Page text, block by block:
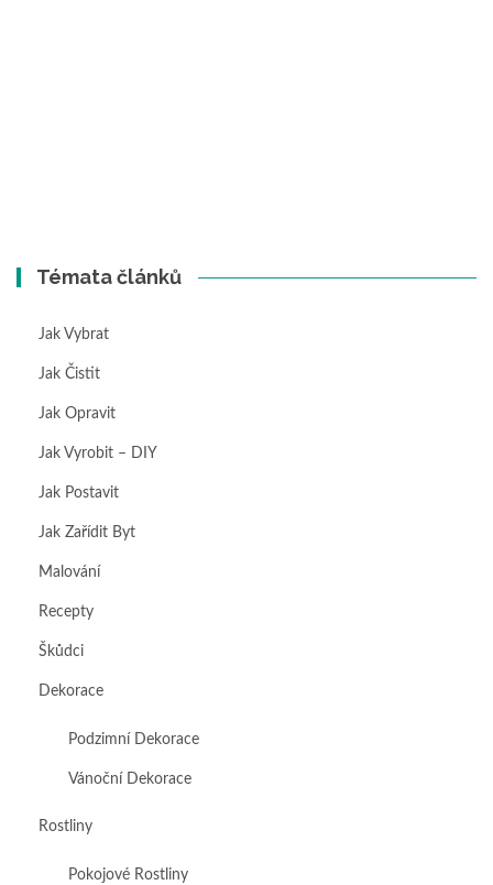
Témata článků
Jak Vybrat
Jak Čistit
Jak Opravit
Jak Vyrobit – DIY
Jak Postavit
Jak Zařídit Byt
Malování
Recepty
Škůdci
Dekorace
Podzimní Dekorace
Vánoční Dekorace
Rostliny
Pokojové Rostliny